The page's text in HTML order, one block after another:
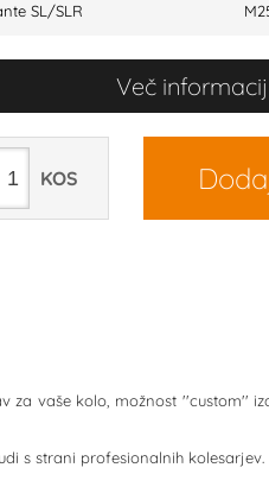
SL/SLR
Več informacij
KOS
vaše kolo, možnost ''custom''
s strani profesionalnih kolesarjev.